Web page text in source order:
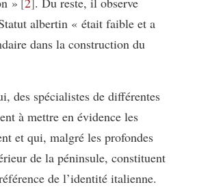
albertin « était faible et a
dans la construction du
des spécialistes de différentes
à mettre en évidence les
et qui, malgré les profondes
de la péninsule, constituent
de l’identité italienne.